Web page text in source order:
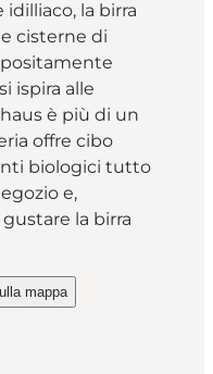
la birra
cisterne di
ispira alle
è più di un
offre cibo
biologici tutto
e,
la birra
mappa
on_map